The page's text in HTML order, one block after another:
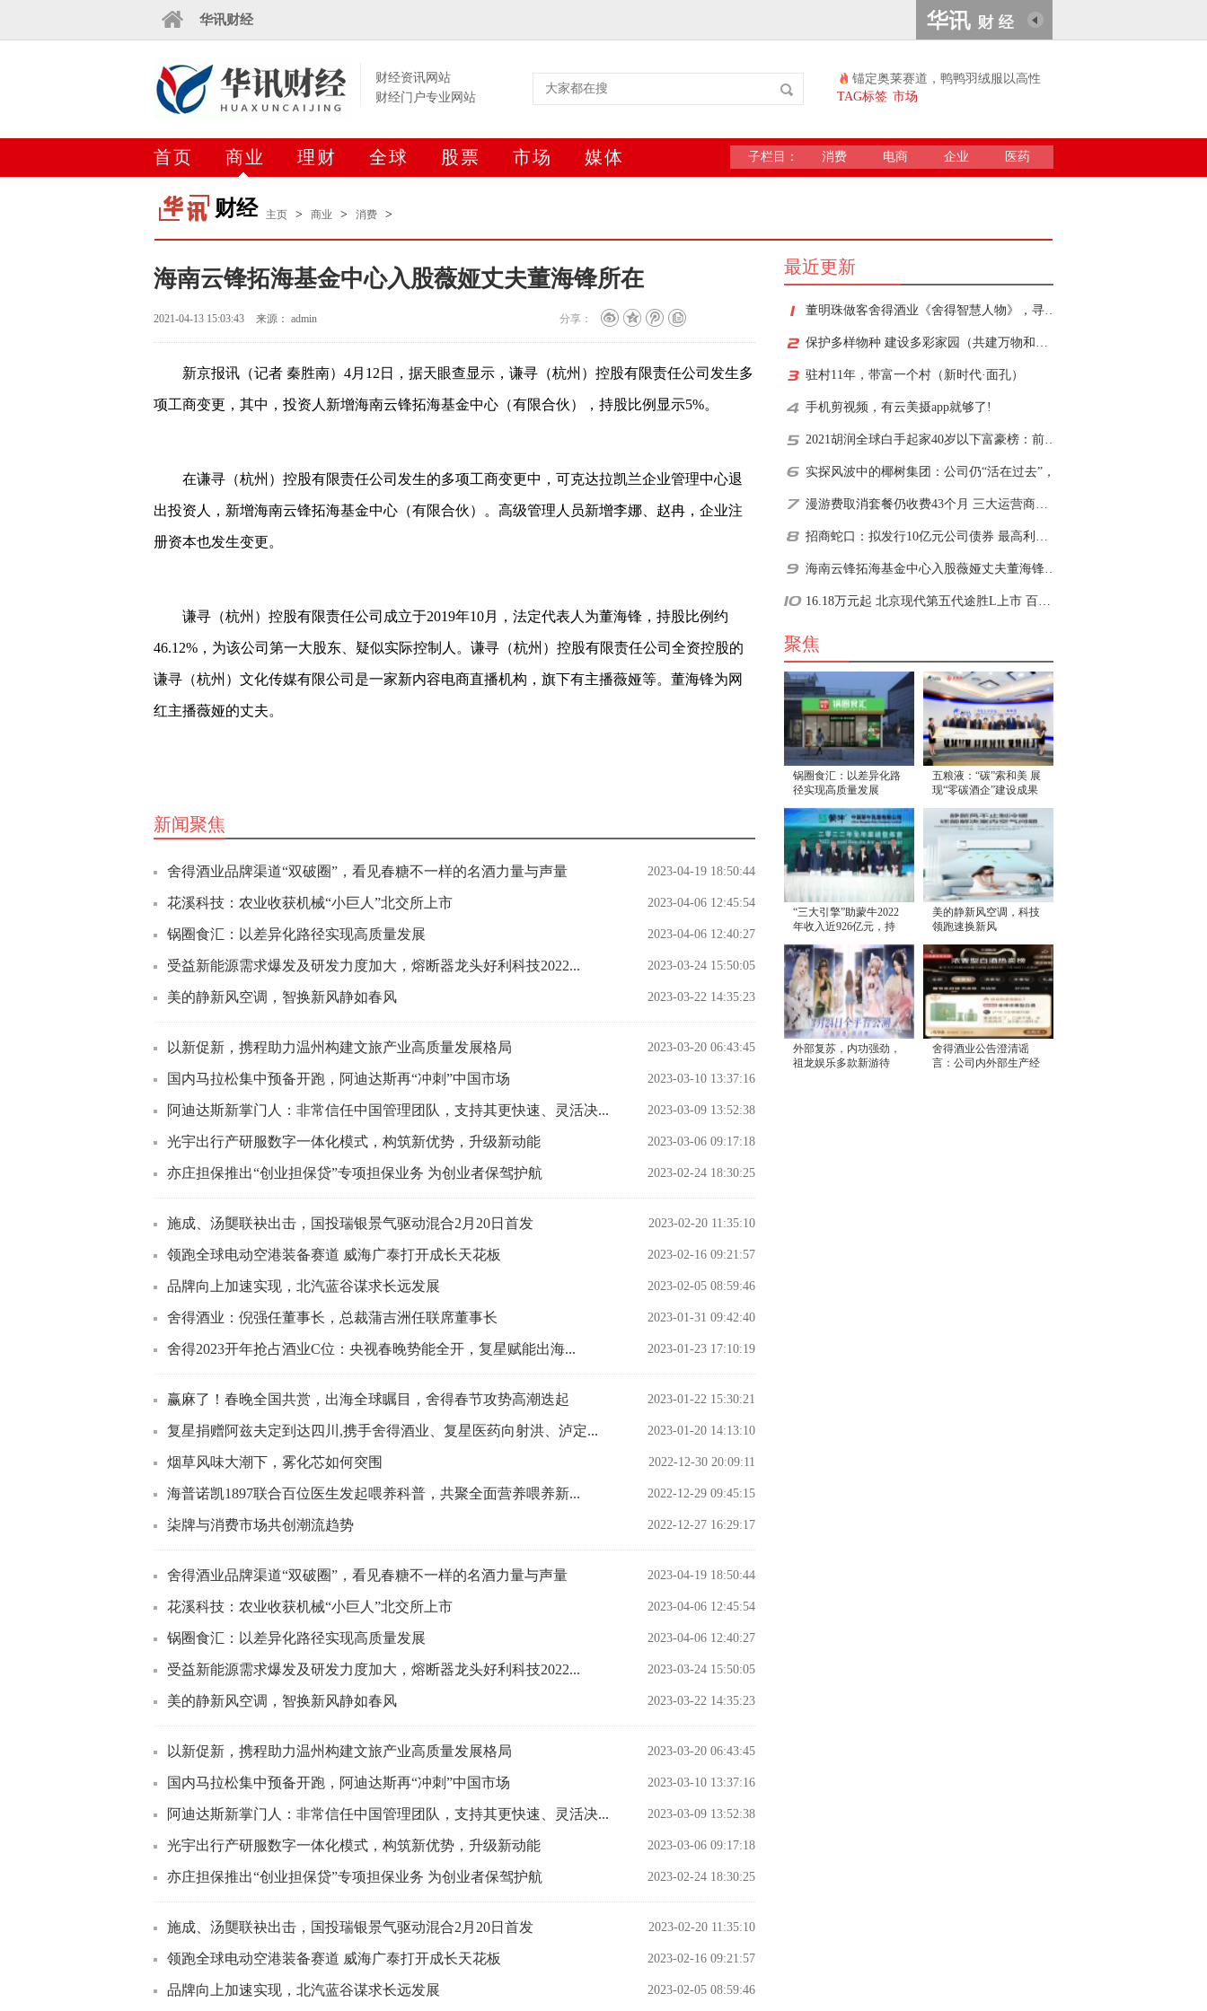
华讯财经
财经资讯网站
财经门户专业网站
锚定奥莱赛道，鸭鸭羽绒服以高性
价比续...
TAG标签 市场
首页 商业 理财 全球 股票 市场 媒体 子栏目： 消费 电商 企业 医药
财经 主页 > 商业 > 消费 >
海南云锋拓海基金中心入股薇娅丈夫董海锋所在
2021-04-13 15:03:43 来源： admin 分享：
新京报讯（记者 秦胜南）4月12日，据天眼查显示，谦寻（杭州）控股有限责任公司发生多
项工商变更，其中，投资人新增海南云锋拓海基金中心（有限合伙），持股比例显示5%。
在谦寻（杭州）控股有限责任公司发生的多项工商变更中，可克达拉凯兰企业管理中心退
出投资人，新增海南云锋拓海基金中心（有限合伙）。高级管理人员新增李娜、赵冉，企业注
册资本也发生变更。
谦寻（杭州）控股有限责任公司成立于2019年10月，法定代表人为董海锋，持股比例约
46.12%，为该公司第一大股东、疑似实际控制人。谦寻（杭州）控股有限责任公司全资控股的
谦寻（杭州）文化传媒有限公司是一家新内容电商直播机构，旗下有主播薇娅等。董海锋为网
红主播薇娅的丈夫。
最近更新
董明珠做客舍得酒业《舍得智慧人物》，寻找企业发展最优解
保护多样物种 建设多彩家园（共建万物和谐的美
驻村11年，带富一个村（新时代·面孔）
手机剪视频，有云美摄app就够了!
2021胡润全球白手起家40岁以下富豪榜：前六名四
实探风波中的椰树集团：公司仍“活在过去”，
漫游费取消套餐仍收费43个月 三大运营商的“糊
招商蛇口：拟发行10亿元公司债券 最高利率3.8％
海南云锋拓海基金中心入股薇娅丈夫董海锋所在
16.18万元起 北京现代第五代途胜L上市 百公里油耗
聚焦
锅圈食汇：以差异化路
径实现高质量发展
五粮液：“碳”索和美 展
现“零碳酒企”建设成果
“三大引擎”助蒙牛2022
年收入近926亿元，持
美的静新风空调，科技
领跑速换新风
外部复苏，内功强劲，
祖龙娱乐多款新游待
舍得酒业公告澄清谣
言：公司内外部生产经
新闻聚焦
舍得酒业品牌渠道“双破圈”，看见春糖不一样的名酒力量与声量 2023-04-19 18:50:44
花溪科技：农业收获机械“小巨人”北交所上市 2023-04-06 12:45:54
锅圈食汇：以差异化路径实现高质量发展 2023-04-06 12:40:27
受益新能源需求爆发及研发力度加大，熔断器龙头好利科技2022... 2023-03-24 15:50:05
美的静新风空调，智换新风静如春风 2023-03-22 14:35:23
以新促新，携程助力温州构建文旅产业高质量发展格局 2023-03-20 06:43:45
国内马拉松集中预备开跑，阿迪达斯再“冲刺”中国市场 2023-03-10 13:37:16
阿迪达斯新掌门人：非常信任中国管理团队，支持其更快速、灵活决... 2023-03-09 13:52:38
光宇出行产研服数字一体化模式，构筑新优势，升级新动能 2023-03-06 09:17:18
亦庄担保推出“创业担保贷”专项担保业务 为创业者保驾护航 2023-02-24 18:30:25
施成、汤龑联袂出击，国投瑞银景气驱动混合2月20日首发 2023-02-20 11:35:10
领跑全球电动空港装备赛道 威海广泰打开成长天花板 2023-02-16 09:21:57
品牌向上加速实现，北汽蓝谷谋求长远发展 2023-02-05 08:59:46
舍得酒业：倪强任董事长，总裁蒲吉洲任联席董事长 2023-01-31 09:42:40
舍得2023开年抢占酒业C位：央视春晚势能全开，复星赋能出海... 2023-01-23 17:10:19
赢麻了！春晚全国共赏，出海全球瞩目，舍得春节攻势高潮迭起 2023-01-22 15:30:21
复星捐赠阿兹夫定到达四川,携手舍得酒业、复星医药向射洪、泸定... 2023-01-20 14:13:10
烟草风味大潮下，雾化芯如何突围 2022-12-30 20:09:11
海普诺凯1897联合百位医生发起喂养科普，共聚全面营养喂养新... 2022-12-29 09:45:15
柒牌与消费市场共创潮流趋势 2022-12-27 16:29:17
舍得酒业品牌渠道“双破圈”，看见春糖不一样的名酒力量与声量 2023-04-19 18:50:44
花溪科技：农业收获机械“小巨人”北交所上市 2023-04-06 12:45:54
锅圈食汇：以差异化路径实现高质量发展 2023-04-06 12:40:27
受益新能源需求爆发及研发力度加大，熔断器龙头好利科技2022... 2023-03-24 15:50:05
美的静新风空调，智换新风静如春风 2023-03-22 14:35:23
以新促新，携程助力温州构建文旅产业高质量发展格局 2023-03-20 06:43:45
国内马拉松集中预备开跑，阿迪达斯再“冲刺”中国市场 2023-03-10 13:37:16
阿迪达斯新掌门人：非常信任中国管理团队，支持其更快速、灵活决... 2023-03-09 13:52:38
光宇出行产研服数字一体化模式，构筑新优势，升级新动能 2023-03-06 09:17:18
亦庄担保推出“创业担保贷”专项担保业务 为创业者保驾护航 2023-02-24 18:30:25
施成、汤龑联袂出击，国投瑞银景气驱动混合2月20日首发 2023-02-20 11:35:10
领跑全球电动空港装备赛道 威海广泰打开成长天花板 2023-02-16 09:21:57
品牌向上加速实现，北汽蓝谷谋求长远发展 2023-02-05 08:59:46